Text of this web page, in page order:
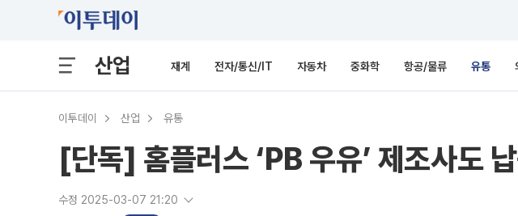
산업 재계 전자/통신/IT 자동차 중화학 항공/물류 유통
이투데이 산업 유통
[단독] 홈플러스 ‘PB 우유’ 제조사도
수정 2025-03-07 21:20